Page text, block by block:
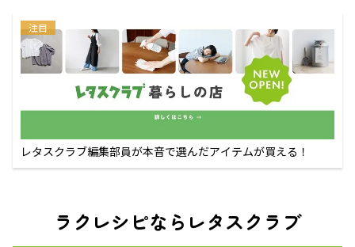
注目
レタスクラブ編集部員が本音で選んだアイテムが買える！
ラクレシピならレタスクラブ